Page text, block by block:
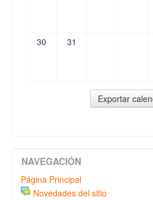
30 31
NAVEGACIÓN
Página Principal
Novedades del sitio